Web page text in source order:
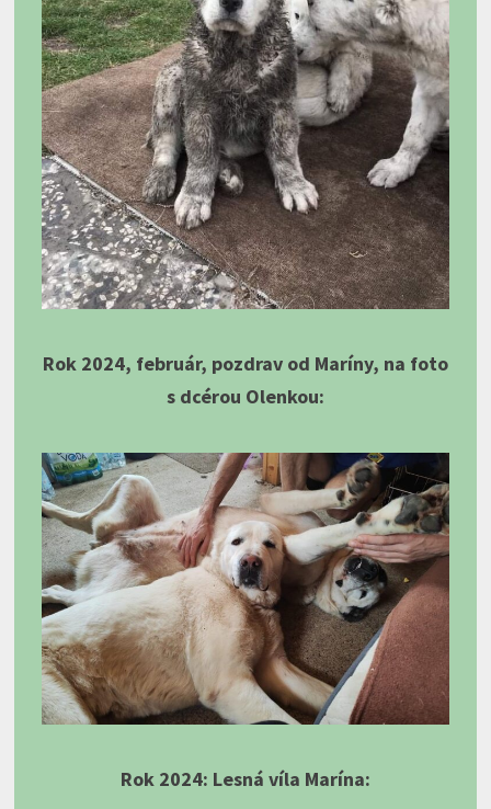
Rok 2024, február, pozdrav od Maríny, na foto
s dcérou Olenkou:
Rok 2024: Lesná víla Marína: